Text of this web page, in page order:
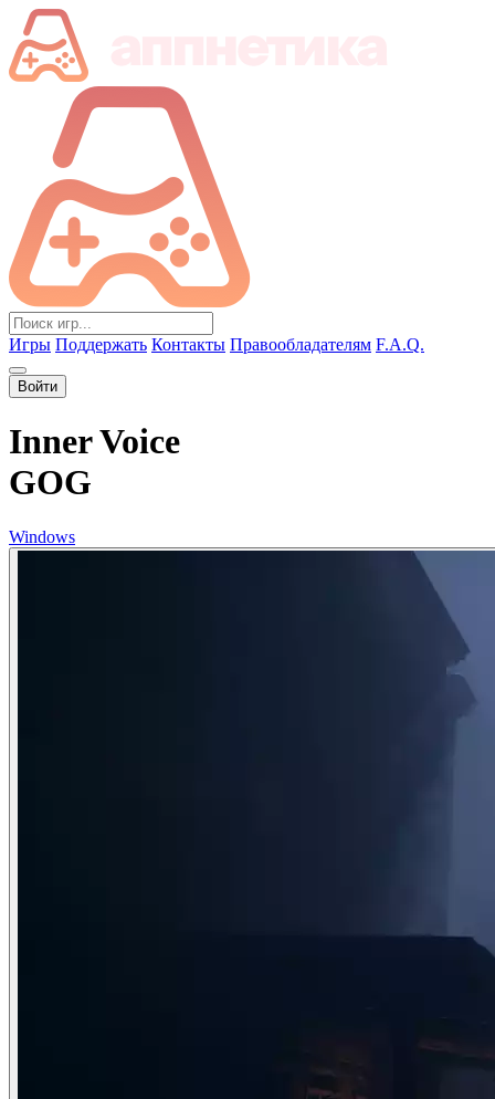
Игры Поддержать Контакты Правообладателям F.A.Q.
Войти
Inner Voice
GOG
Windows